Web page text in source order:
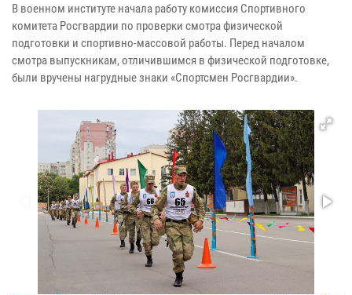
В военном институте начала работу комиссия Спортивного
комитета Росгвардии по проверки смотра физической
подготовки и спортивно-массовой работы. Перед началом
смотра выпускникам, отличившимся в физической подготовке,
были вручены нагрудные знаки «Спортсмен Росгвардии».